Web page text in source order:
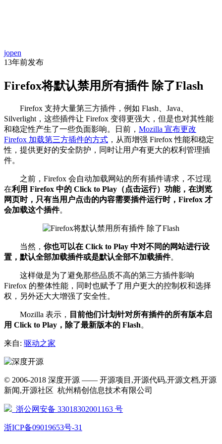
页讯目
jopen
13年前发布
Firefox将默认禁用所有插件 除了Flash
Firefox 支持大量第三方插件，例如 Flash、Java、
Silverlight，这些插件让 Firefox 变得更强大，但是也对其性能
和稳定性产生了一些负面影响。日前， Mozilla 宣布更改
Firefox 加载第三方插件的方式 ，从而增强 Firefox 性能和稳定
性，提供更好的安全防护，同时让用户有更大的权利管理插
件。
之前，Firefox 会自动加载网站的所有插件请求，不过现
在利用 Firefox 中的 Click to Play（点击运行）功能，在浏览
网页时，只有当用户点击的内容需要插件运行时，Firefox 才
会加载这个插件。
当然， 你也可以在 Click to Play 中对不同的网站进行设
置，默认全部加载插件或是默认全部不加载插件。
这样做是为了避免那些品质不高的第三方插件影响
Firefox 的整体性能，同时也赋予了用户更大的控制权和选择
权，另外还大大增强了安全性。
Mozilla 表示，
目前他们计划针对所有插件的所有版本启
用 Click to Play，除了最新版本的 Flash。
来自: 驱动之家
© 2006-2018 深度开源 —— 开源项目,开源代码,开源文档,开源
新闻,开源社区 杭州精创信息技术有限公司
浙公网安备 33018302001163 号
浙ICP备09019653号-31